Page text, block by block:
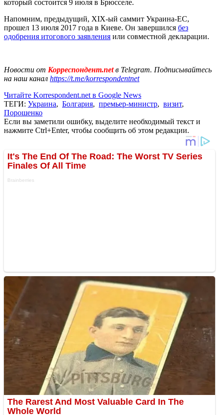
который состоится 9 июля в Брюсселе.
Напомним, предыдущий, XIX-ый саммит Украина-ЕС,
прошел 13 июля 2017 года в Киеве. Он завершился без
одобрения итогового заявления или совместной декларации.
Новости от Корреспондент.netв Telegram. Подписывайтесь
на наш канал https://t.me/korrespondentnet
Читайте Korrespondent.net в Google News
ТЕГИ: Украина, Болгария, премьер-министр, визит,
Порошенко
Если вы заметили ошибку, выделите необходимый текст и
нажмите Ctrl+Enter, чтобы сообщить об этом редакции.